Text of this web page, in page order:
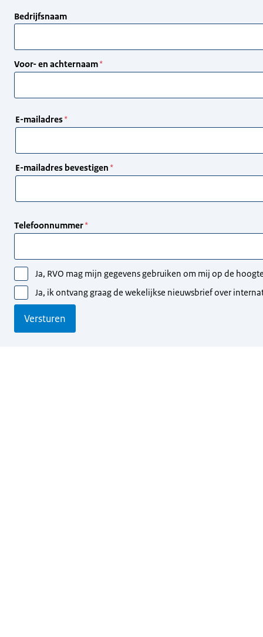
Bedrijfsnaam
Voor- en achternaam
E-
mailadres
E-mailadres
E-mailadres bevestigen
Telefoonnummer
Ja, RVO mag mijn gegevens gebruiken om mij op de
Ja, ik ontvang graag de wekelijkse nieuwsbrief over